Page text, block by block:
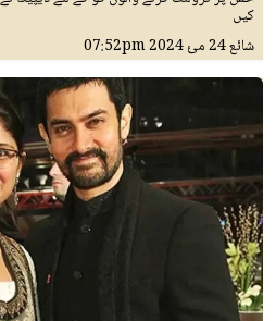
کیں
شائع24 مئ 2024 07:52pm